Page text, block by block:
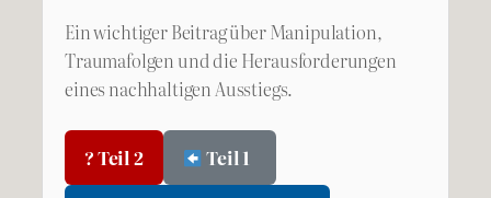
Ein wichtiger Beitrag über Manipulation,
Traumafolgen und die Herausforderungen
eines nachhaltigen Ausstiegs.
? Teil 2 Teil 1